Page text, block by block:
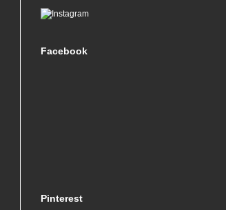
Facebook
Pinterest